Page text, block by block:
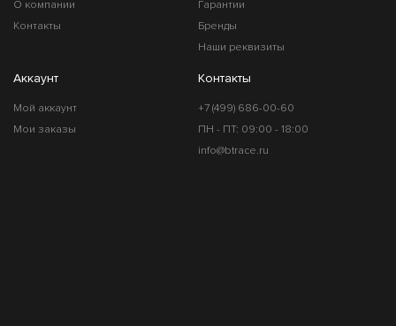
О компании
Контакты
Гарантии
Бренды
Наши реквизиты
Аккаунт
Мой аккаунт
Мои заказы
Контакты
+7 (499) 686-00-60
ПН - ПТ: 09:00 - 18:00
info@btrace.ru